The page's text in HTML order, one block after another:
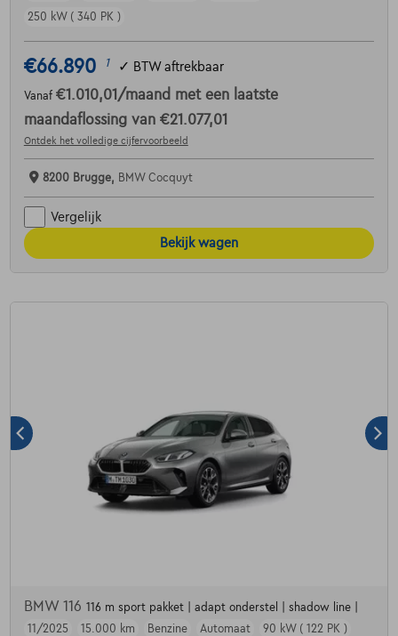
250 kW ( 340 PK )
€66.890 1 ✓ BTW aftrekbaar
Vanaf €1.010,01 /maand met een laatste
maandaflossing van €21.077,01
Ontdek het volledige cijfervoorbeeld
8200 Brugge, BMW Cocquyt
Vergelijk
Bekijk wagen
BMW 116 116 m sport pakket | adapt onderstel | shadow line |
11/2025
15.000 km Benzine Automaat 90 kW ( 122 PK )